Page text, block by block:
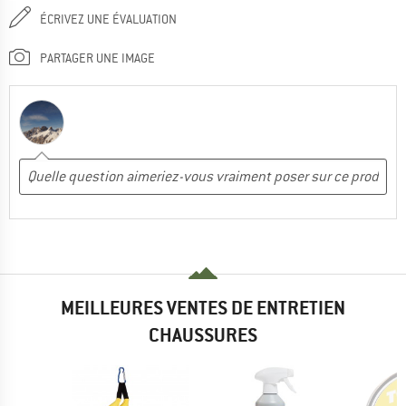
ÉCRIVEZ UNE ÉVALUATION
PARTAGER UNE IMAGE
MEILLEURES VENTES DE ENTRETIEN
CHAUSSURES